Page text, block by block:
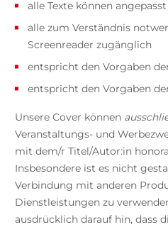
alle Texte können
alle zum Verständnis
Screenreader zugänglich
entspricht den Vorgaben
entspricht den Vorgaben
Unsere Cover können
Veranstaltungs- und
mit dem/r Titel/Autor:in
Insbesondere ist es nicht
Verbindung mit anderen
Dienstleistungen zu
ausdrücklich darauf hin, dass